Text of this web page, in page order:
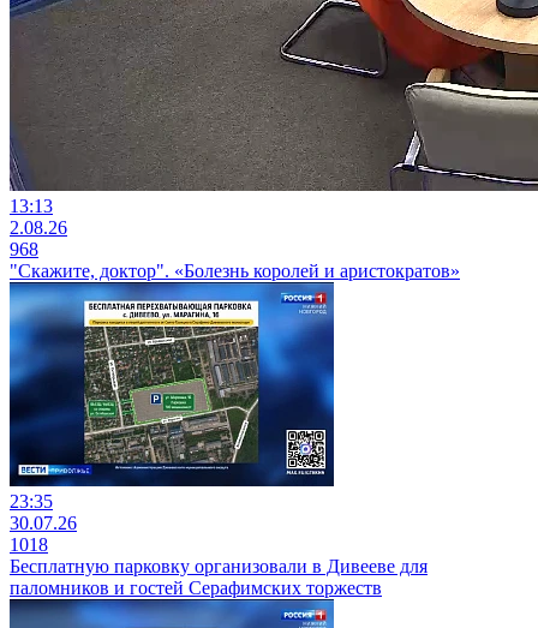
13:13
2.08.26
968
"Скажите, доктор". «Болезнь королей и аристократов»
23:35
30.07.26
1018
Бесплатную парковку организовали в Дивееве для
паломников и гостей Серафимских торжеств